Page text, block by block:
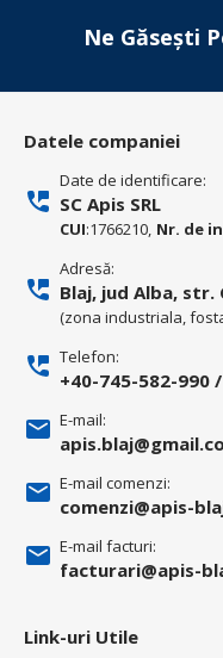
Ne Găsești
Datele companiei
Date de identificare:
SC Apis SRL
CUI:1766210, Nr. de
Adresă:
Blaj, jud Alba, str.
(zona industriala,
Telefon:
+40-745-582-990 /
E-mail:
E-mail comenzi:
comenzi@apis-
E-mail facturi:
facturari@apis-
Link-uri Utile